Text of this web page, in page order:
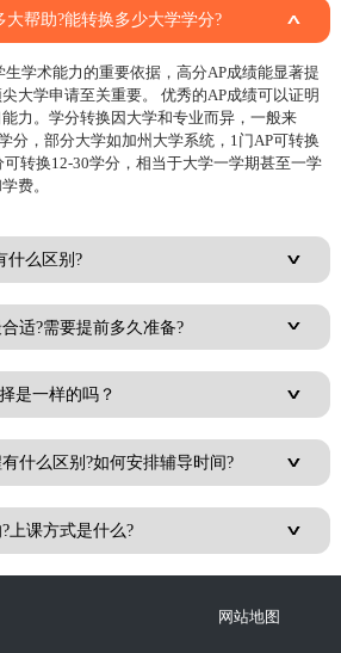
帮助?能转换多少大学学分?
生学术能力的重要依据，高分AP成绩能显著提
大学申请至关重要。 优秀的AP成绩可以证明
力。学分转换因大学和专业而异，一般来
分，部分大学如加州大学系统，1门AP可转换
可转换12-30学分，相当于大学一学期甚至一学
费。
什么区别?
适?需要提前多久准备?
是一样的吗？
什么区别?如何安排辅导时间?
上课方式是什么?
网站地图